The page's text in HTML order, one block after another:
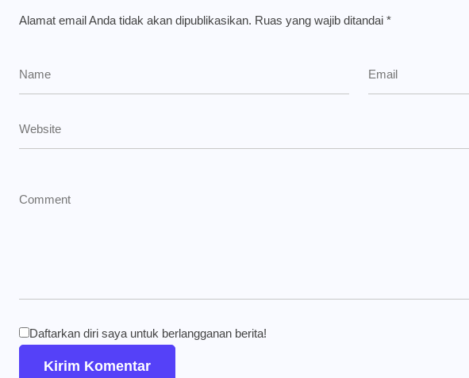
Alamat email Anda tidak akan dipublikasikan. Ruas yang wajib ditandai *
Daftarkan diri saya untuk berlangganan berita!